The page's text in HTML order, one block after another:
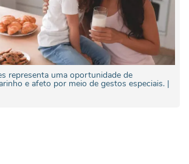
representa uma oportunidade de
e afeto por meio de gestos especiais. |